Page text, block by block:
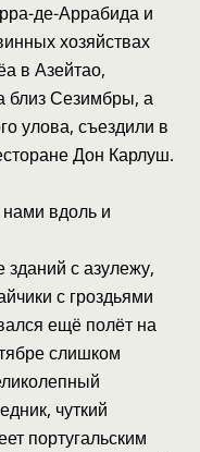
де-Аррабида и
хозяйствах
в Азейтао,
близ Сезимбры, а
улова, съездили в
Дон Карлуш.
вдоль и
с азулежу,
с гроздьями
ещё полёт на
слишком
чуткий
португальским